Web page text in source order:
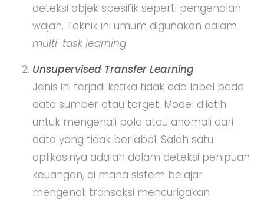
deteksi objek spesifik seperti pengenalan
wajah. Teknik ini umum digunakan dalam
multi-task learning.
Unsupervised Transfer Learning
Jenis ini terjadi ketika tidak ada label pada
data sumber atau target. Model dilatih
untuk mengenali pola atau anomali dari
data yang tidak berlabel. Salah satu
aplikasinya adalah dalam deteksi penipuan
keuangan, di mana sistem belajar
mengenali transaksi mencurigakan